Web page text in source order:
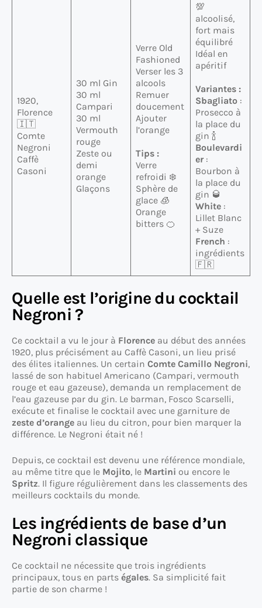
1920,
Florence
🇮🇹
Comte
Negroni
Caffè
Casoni
30 ml Gin
30 ml
Campari
30 ml
Vermouth
rouge
Zeste ou
demi
orange
Glaçons
Verre Old
Fashioned
Verser les 3
alcools
Remuer
doucement
Ajouter
l’orange
Tips :
Verre
refroidi ❄️
Sphère de
glace 🧊
Orange
bitters 🍊
💯
alcoolisé,
fort mais
équilibré
Idéal en
apéritif
Variantes :
Sbagliato :
Prosecco à
la place du
gin 🍾
Boulevardi
er :
Bourbon à
la place du
gin 🥃
White :
Lillet Blanc
+ Suze
French :
ingrédients
🇫🇷
Quelle est l’origine du cocktail
Negroni ?
Ce cocktail a vu le jour à Florence au début des années
1920, plus précisément au Caffè Casoni, un lieu prisé
des élites italiennes. Un certain Comte Camillo Negroni,
lassé de son habituel Americano (Campari, vermouth
rouge et eau gazeuse), demanda un remplacement de
l’eau gazeuse par du gin. Le barman, Fosco Scarselli,
exécute et finalise le cocktail avec une garniture de
zeste d’orange au lieu du citron, pour bien marquer la
différence. Le Negroni était né !
Depuis, ce cocktail est devenu une référence mondiale,
au même titre que le Mojito, le Martini ou encore le
Spritz. Il figure régulièrement dans les classements des
meilleurs cocktails du monde.
Les ingrédients de base d’un
Negroni classique
Ce cocktail ne nécessite que trois ingrédients
principaux, tous en parts égales. Sa simplicité fait
partie de son charme !